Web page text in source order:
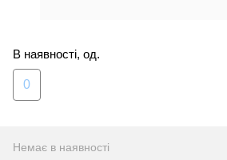
В наявності, од.
0
Немає в наявності